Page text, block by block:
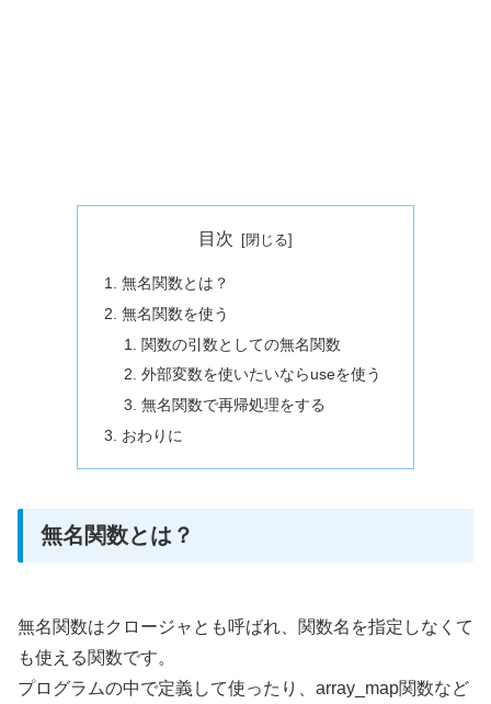
目次
無名関数とは？
無名関数を使う
関数の引数としての無名関数
外部変数を使いたいならuseを使う
無名関数で再帰処理をする
おわりに
無名関数とは？
無名関数はクロージャとも呼ばれ、関数名を指定しなくて
も使える関数です。
プログラムの中で定義して使ったり、array_map関数など